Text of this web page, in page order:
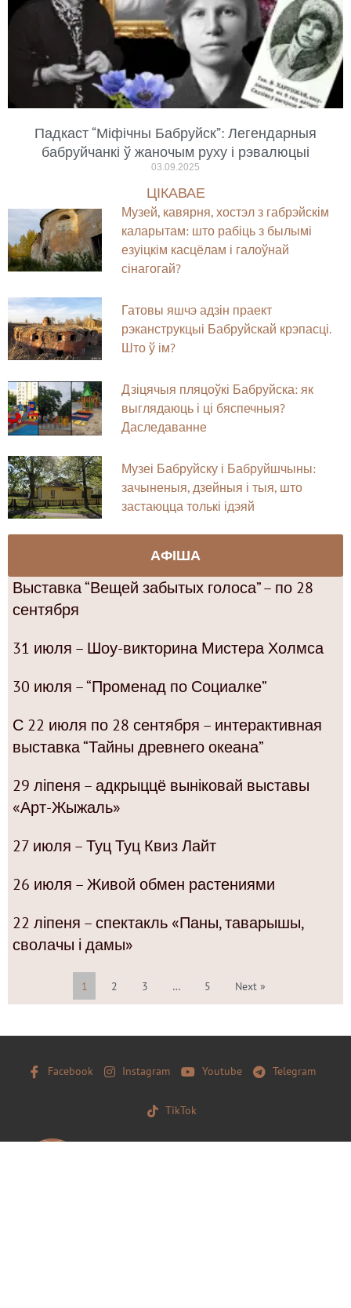
Падкаст “Міфічны Бабруйск”: Легендарныя
бабруйчанкі ў жаночым руху і рэвалюцыі
03.09.2025
ЦІКАВАЕ
Музей, кавярня, хостэл з габрэйскім
каларытам: што рабіць з былымі
езуіцкім касцёлам і галоўнай
сінагогай?
Гатовы яшчэ адзін праект
рэканструкцыі Бабруйскай крэпасці.
Што ў ім?
Дзіцячыя пляцоўкі Бабруйска: як
выглядаюць і ці бяспечныя?
Даследаванне
Музеі Бабруйску і Бабруйшчыны:
зачыненыя, дзейныя і тыя, што
застаюцца толькі ідэяй
АФІША
Выставка “Вещей забытых голоса” – по 28
сентября
31 июля – Шоу-викторина Мистера Холмса
30 июля – “Променад по Социалке”
С 22 июля по 28 сентября – интерактивная
выставка “Тайны древнего океана”
29 ліпеня – адкрыццё выніковай выставы
«Арт-Жыжаль»
27 июля – Туц Туц Квиз Лайт
26 июля – Живой обмен растениями
22 ліпеня – спектакль «Паны, таварышы,
сволачы і дамы»
1 2 3 … 5 Next »
Facebook Instagram Youtube Telegram
TikTok